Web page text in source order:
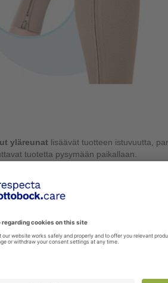
yläreunat lisäävät tuotteen istuvuutta,
tuotetta pysymään paikallaan.